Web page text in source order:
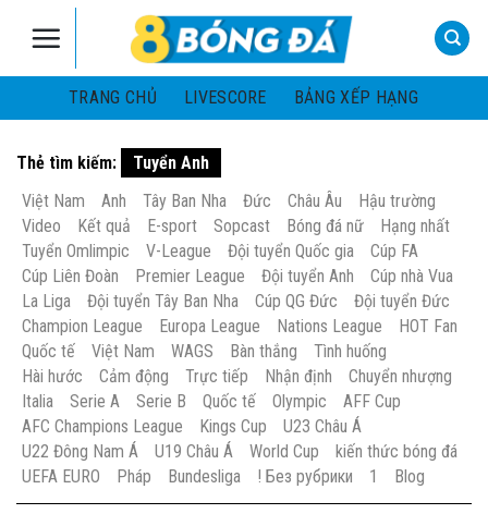
TRANG CHỦ
LIVESCORE BẢNG XẾP HẠNG
Thẻ tìm kiếm:
Tuyển Anh
Việt Nam
Anh Tây Ban Nha Đức Châu Âu
Hậu trường
Video
Kết quả E-sport Sopcast Bóng đá nữ
Hạng nhất
Tuyển Omlimpic
V-League Đội tuyển Quốc gia
Cúp FA
Cúp Liên Đoàn
Premier League Đội tuyển Anh
Cúp nhà Vua
La Liga
Đội tuyển Tây Ban Nha Cúp QG Đức
Đội tuyển Đức
Champion League
Europa League Nations League
HOT Fan
Quốc tế
Việt Nam WAGS Bàn thắng
Tình huống
Hài hước
Cảm động Trực tiếp Nhận định
Chuyển nhượng
Italia
Serie A Serie B Quốc tế Olympic
AFF Cup
AFC Champions League
Kings Cup
U23 Châu Á
U22 Đông Nam Á
U19 Châu Á World Cup
kiến thức bóng đá
UEFA EURO
Pháp Bundesliga ! Без рубрики 1 Blog